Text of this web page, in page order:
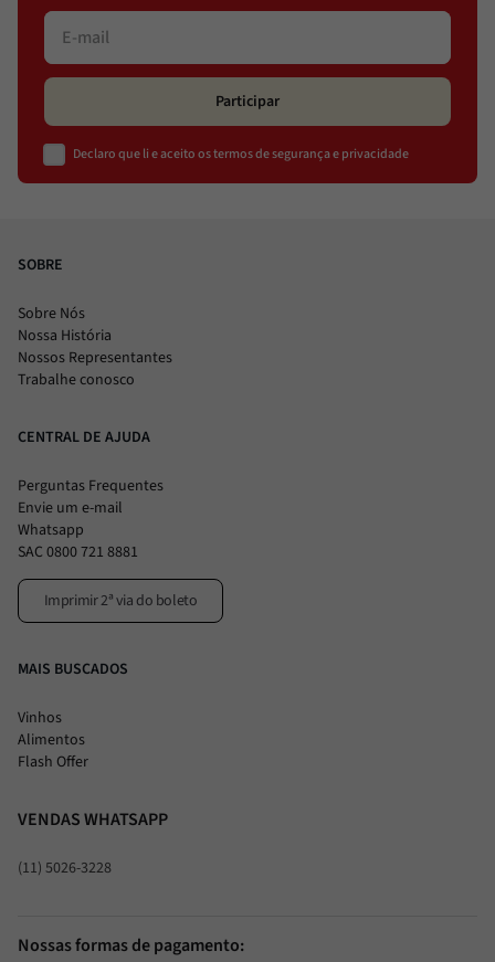
Participar
Declaro que li e aceito os termos de segurança e privacidade
SOBRE
Sobre Nós
Nossa História
Nossos Representantes
Trabalhe conosco
CENTRAL DE AJUDA
Perguntas Frequentes
Envie um e-mail
Whatsapp
SAC 0800 721 8881
Imprimir 2ª via do boleto
MAIS BUSCADOS
Vinhos
Alimentos
Flash Offer
VENDAS WHATSAPP
(11) 5026-3228
Nossas formas de pagamento: